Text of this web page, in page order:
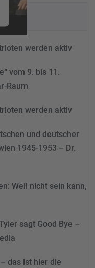
werden aktiv
vom 9. bis 11.
Raum
werden aktiv
und deutscher
1945-1953 – Dr.
Weil nicht sein kann,
sagt Good Bye –
das ist hier die